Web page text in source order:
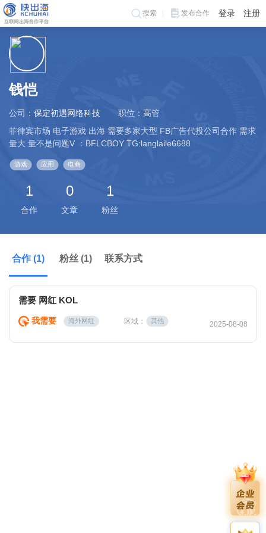
搜索 发布合作 登录 注册
钱恺
公司： 保定初遇网络科技
职位：高管
菲律宾市场 电子游戏 出海 需要多家大型 FB广告代投公司合作 需求
量大 量不是问题V ：BFLCBOY TG:langlaile6688
游戏 应用 电商
1
合作
0
文章
1
粉丝
合作 (1) 粉丝 (1) 联系方式
需要 网红 KOL
我需要 海外网红 区域： 其他 2025-08-08